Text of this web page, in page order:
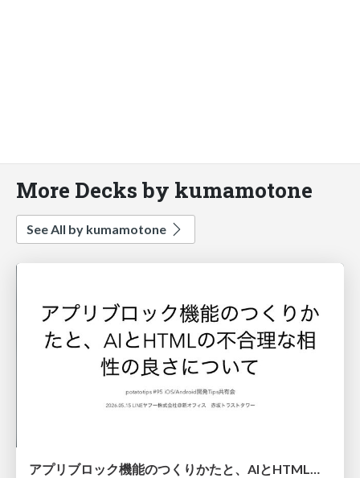
More Decks by kumamotone
See All by kumamotone
アプリブロック機能のつくりかたと、AIとHTMLの不合理な相性の良さについて